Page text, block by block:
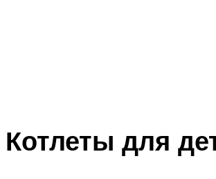
Котлеты для